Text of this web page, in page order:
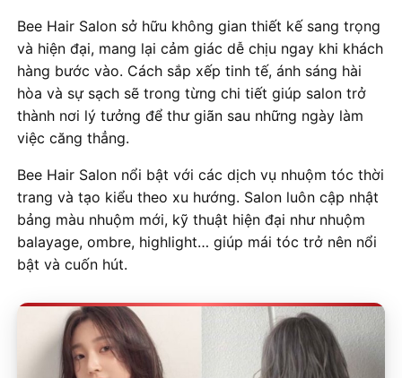
Bee Hair Salon sở hữu không gian thiết kế sang trọng
và hiện đại, mang lại cảm giác dễ chịu ngay khi khách
hàng bước vào. Cách sắp xếp tinh tế, ánh sáng hài
hòa và sự sạch sẽ trong từng chi tiết giúp salon trở
thành nơi lý tưởng để thư giãn sau những ngày làm
việc căng thẳng.
Bee Hair Salon nổi bật với các dịch vụ nhuộm tóc thời
trang và tạo kiểu theo xu hướng. Salon luôn cập nhật
bảng màu nhuộm mới, kỹ thuật hiện đại như nhuộm
balayage, ombre, highlight… giúp mái tóc trở nên nổi
bật và cuốn hút.